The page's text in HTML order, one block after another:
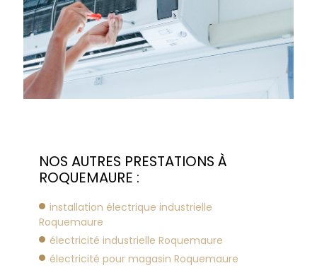
NOS AUTRES PRESTATIONS À
ROQUEMAURE :
installation électrique industrielle
Roquemaure
électricité industrielle Roquemaure
électricité pour magasin Roquemaure